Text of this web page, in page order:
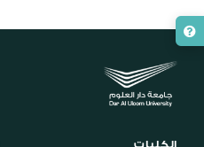
الكليات